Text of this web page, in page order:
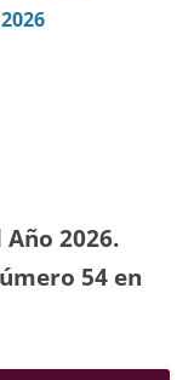
2026.
54 en